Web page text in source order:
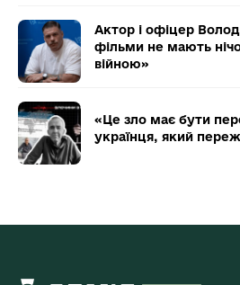
Актор і офіцер
фільми не мають
війною»
«Це зло має бути
українця, який